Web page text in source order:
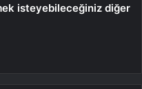
isteyebileceğiniz diğer